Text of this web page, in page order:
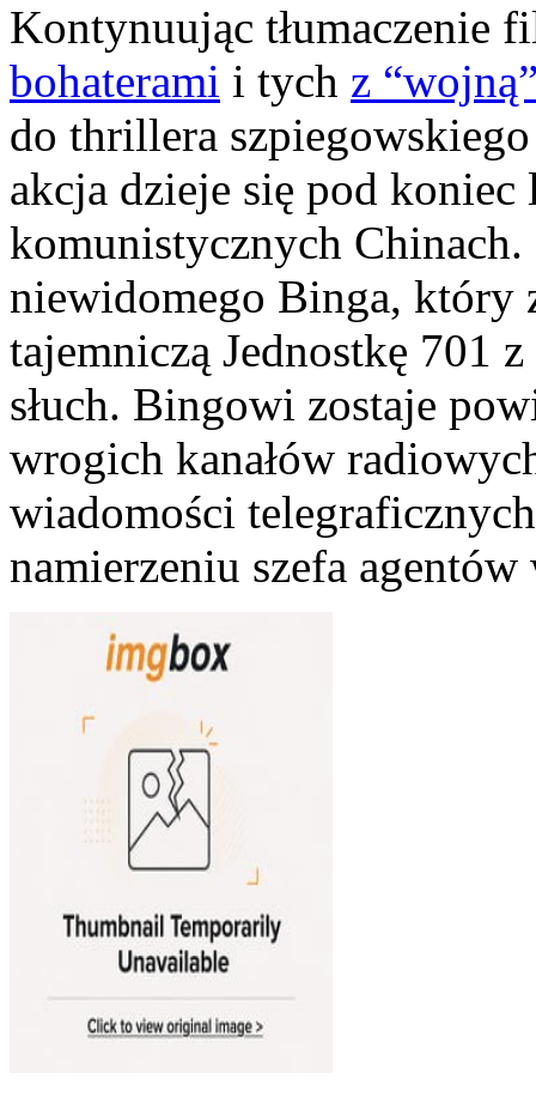
Kontynuując tłumaczenie
bohaterami i tych z
do thrillera
akcja dzieje się pod
komunistycznych
niewidomego Binga, który
tajemniczą Jednostkę 701
słuch. Bingowi zostaje
wrogich kanałów
wiadomości
namierzeniu szefa